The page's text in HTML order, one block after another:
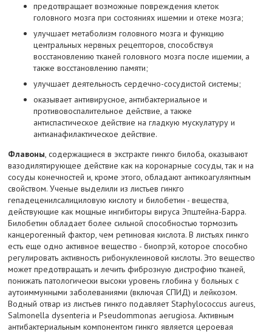
предотвращает возможные повреждения клеток
головного мозга при состояниях ишемии и отеке мозга;
улучшает метаболизм головного мозга и функцию
центральных нервных рецепторов, способствуя
восстановлению тканей головного мозга после ишемии, а
также восстановлению памяти;
улучшает деятельность сердечно-сосудистой системы;
оказывает антивирусное, антибактериальное и
противовоспалительное действие, а также
антиспастическое действие на гладкую мускулатуру и
антианафилактическое действие.
Флавоны, содержащиеся в экстракте гинкго билоба, оказывают
вазодилятирующее действие как на коронарные сосуды, так и на
сосуды конечностей и, кроме этого, обладают антикоагулянтным
свойством. Ученые выделили из листьев гинкго
гепадеценилсалициловую кислоту и билобетин - вещества,
действующие как мощные ингибиторы вируса Эпштейна-Барра.
Билобетин обладает более сильной способностью тормозить
канцерогенный фактор, чем ретиновая кислота. В листьях гинкго
есть еще одно активное вещество - биопрэй, которое способно
регулировать активность рибонуклеиновой кислоты. Это вещество
может предотвращать и лечить фиброзную дистрофию тканей,
понижать патологически высоки уровень глобина у больных с
аутоиммунными заболеваниями (включая СПИД) и лейкозом.
Водный отвар из листьев гинкго подавляет Staphylococcus aureus,
Salmonella dysenteria и Pseudommonas aerugiosa. Активным
антибактериальным компонентом гинкго является цероевая